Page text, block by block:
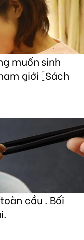
muốn sinh
giới [Sách
cầu . Bối